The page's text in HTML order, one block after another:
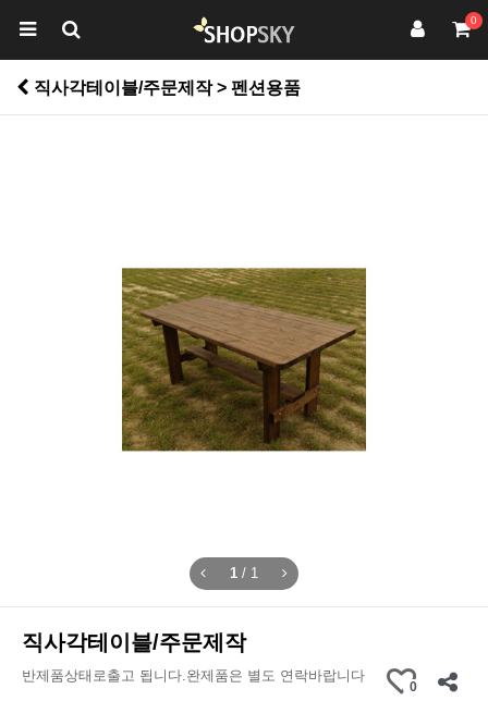
0
직사각테이블/주문제작 > 펜션용품
1 / 1
직사각테이블/주문제작
반제품상태로출고 됩니다.완제품은 별도 연락바랍니다
0